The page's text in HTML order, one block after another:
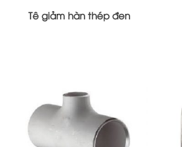
Tê giảm hàn thép đen